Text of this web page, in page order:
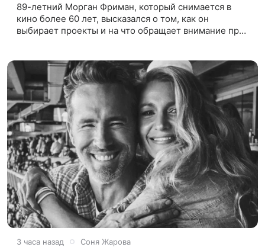
89-летний Морган Фриман, который снимается в
кино более 60 лет, высказался о том, как он
выбирает проекты и на что обращает внимание при
3 часа назад Соня Жарова